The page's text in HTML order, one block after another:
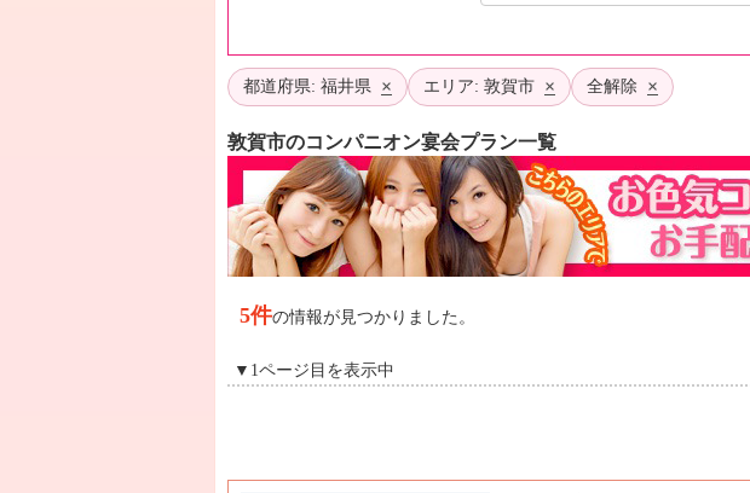
都道府県: 福井県 × エリア: 敦賀市 × 全解除 ×
敦賀市のコンパニオン宴会プラン一覧
5件の情報が見つかりました。
▼1ページ目を表示中